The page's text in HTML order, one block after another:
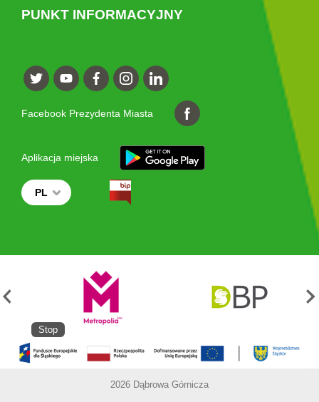
PUNKT INFORMACYJNY
Facebook Prezydenta Miasta
Aplikacja miejska
PL
Stop
2026 Dąbrowa Górnicza